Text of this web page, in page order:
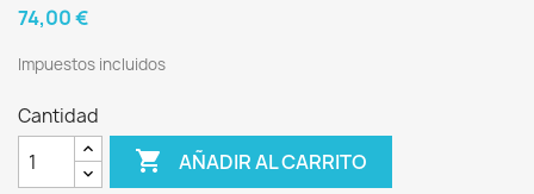
74,00 €
Impuestos incluidos
Cantidad
 AÑADIR AL CARRITO